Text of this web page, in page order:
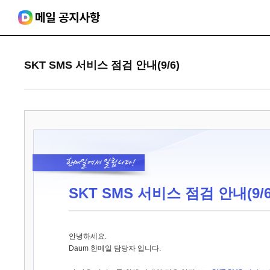
SKT SMS 서비스 점검 안내(9/6)
SKT SMS 서비스 점검 안내(9/
안녕하세요.
Daum 한메일 담당자 입니다.